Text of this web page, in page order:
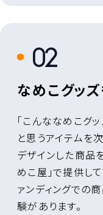
2
なめこグッ
「こんななめこグ
と思うアイテムを
デザインした商品
めこ屋」で提供し
ァンディングでの
験があります。